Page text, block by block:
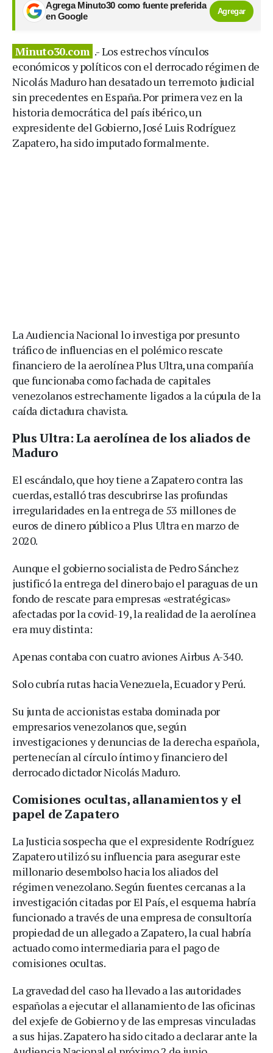
Agrega Minuto30 como fuente preferida
en Google
Agregar
Minuto30.com .- Los estrechos vínculos
económicos y políticos con el derrocado régimen de
Nicolás Maduro han desatado un terremoto judicial
sin precedentes en España. Por primera vez en la
historia democrática del país ibérico, un
expresidente del Gobierno, José Luis Rodríguez
Zapatero, ha sido imputado formalmente.
La Audiencia Nacional lo investiga por presunto
tráfico de influencias en el polémico rescate
financiero de la aerolínea Plus Ultra, una compañía
que funcionaba como fachada de capitales
venezolanos estrechamente ligados a la cúpula de la
caída dictadura chavista.
Plus Ultra: La aerolínea de los aliados de
Maduro
El escándalo, que hoy tiene a Zapatero contra las
cuerdas, estalló tras descubrirse las profundas
irregularidades en la entrega de 53 millones de
euros de dinero público a Plus Ultra en marzo de
2020.
Aunque el gobierno socialista de Pedro Sánchez
justificó la entrega del dinero bajo el paraguas de un
fondo de rescate para empresas «estratégicas»
afectadas por la covid-19, la realidad de la aerolínea
era muy distinta:
Apenas contaba con cuatro aviones Airbus A-340.
Solo cubría rutas hacia Venezuela, Ecuador y Perú.
Su junta de accionistas estaba dominada por
empresarios venezolanos que, según
investigaciones y denuncias de la derecha española,
pertenecían al círculo íntimo y financiero del
derrocado dictador Nicolás Maduro.
Comisiones ocultas, allanamientos y el
papel de Zapatero
La Justicia sospecha que el expresidente Rodríguez
Zapatero utilizó su influencia para asegurar este
millonario desembolso hacia los aliados del
régimen venezolano. Según fuentes cercanas a la
investigación citadas por El País, el esquema habría
funcionado a través de una empresa de consultoría
propiedad de un allegado a Zapatero, la cual habría
actuado como intermediaria para el pago de
comisiones ocultas.
La gravedad del caso ha llevado a las autoridades
españolas a ejecutar el allanamiento de las oficinas
del exjefe de Gobierno y de las empresas vinculadas
a sus hijas. Zapatero ha sido citado a declarar ante la